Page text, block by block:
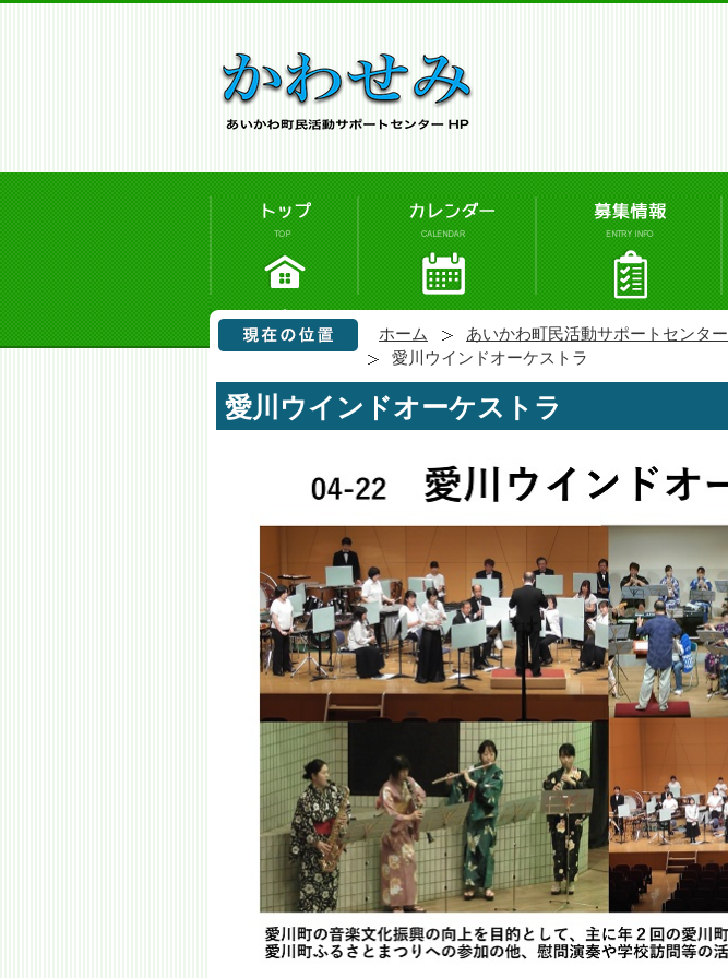
ホーム あいかわ町民活動サポートセンター
愛川ウインドオーケストラ
愛川ウインドオーケストラ